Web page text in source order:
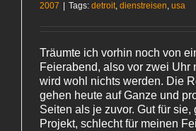
2007
Tags: detroit, dienstreisen, usa
Träumte ich vorhin noch von
Feierabend, also vor zwei Uhr
wird wohl nichts werden. Die
gehen heute auf Ganze und
Seiten als je zuvor. Gut für sie,
Projekt, schlecht für meinen